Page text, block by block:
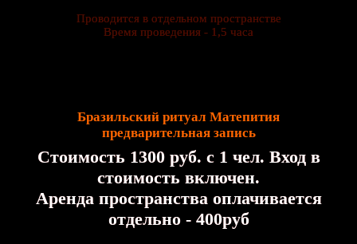
Проводится в отдельном пространстве
Время проведения - 1,5 часа
Бразильский ритуал Матепития
предварительная запись
Стоимость 1300 руб. с 1 чел. Вход в
стоимость включен.
Аренда пространства оплачивается
отдельно - 400руб